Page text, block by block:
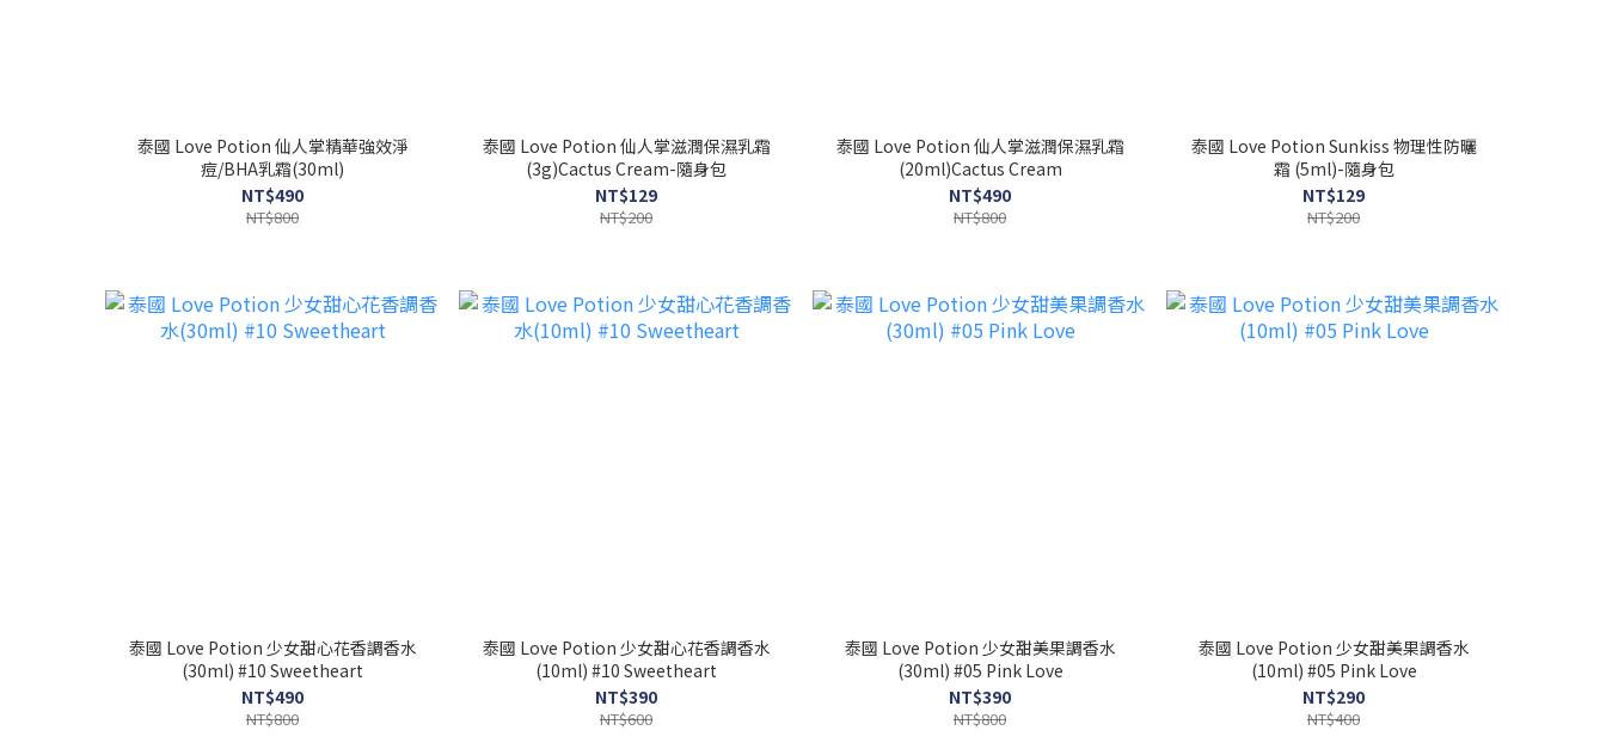
泰國 Love Potion 仙人掌精華強效淨
痘/BHA乳霜(30ml)
NT$490
NT$800
泰國 Love Potion 仙人掌滋潤保濕乳霜
(3g)Cactus Cream-隨身包
NT$129
NT$200
泰國 Love Potion 仙人掌滋潤保濕乳霜
(20ml)Cactus Cream
NT$490
NT$800
泰國 Love Potion Sunkiss 物理性防曬
霜 (5ml)-隨身包
NT$129
NT$200
泰國 Love Potion 少女甜心花香調香水
(30ml) #10 Sweetheart
NT$490
NT$800
泰國 Love Potion 少女甜心花香調香水
(10ml) #10 Sweetheart
NT$390
NT$600
泰國 Love Potion 少女甜美果調香水
(30ml) #05 Pink Love
NT$390
NT$800
泰國 Love Potion 少女甜美果調香水
(10ml) #05 Pink Love
NT$290
NT$400